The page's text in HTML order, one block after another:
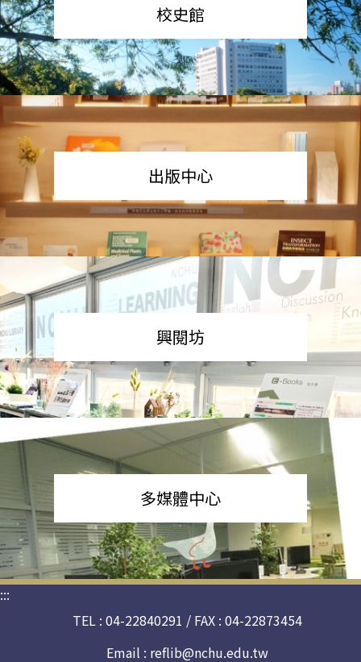
校史館
出版中心
興閱坊
多媒體中心
:::
TEL : 04-22840291 / FAX : 04-22873454
Email : reflib@nchu.edu.tw